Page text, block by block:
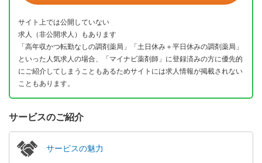
サイト上では公開していない
求人（非公開求人）もあります
「高年収かつ転勤なしの調剤薬局」「土日休み＋平日休みの調剤薬局」
といった人気求人の場合、「マイナビ薬剤師」に登録済みの方に優先的
にご紹介してしまうこともあるためサイトには求人情報が掲載されない
こともあります。
サービスのご紹介
サービスの魅力